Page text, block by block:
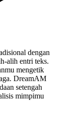
dengan
alih entri teks.
mengetik
DreamAM
setengah
mimpimu